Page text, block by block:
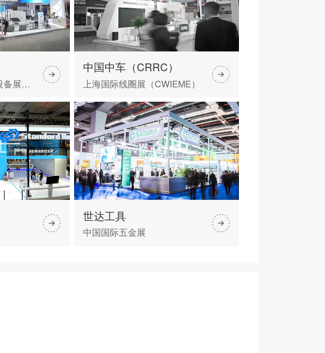
中国国际模具技术和设备展览会
中国中车（CRRC）
上海国际线圈展（CWIEME）
世达工具
中国国际五金展